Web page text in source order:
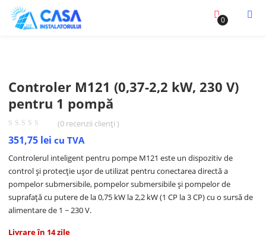
0
Controler M121 (0,37-2,2 kW, 230 V)
pentru 1 pompă
(0 recenzii clienți )
351,75 lei cu TVA
Controlerul inteligent pentru pompe M121 este un dispozitiv de
control și protecție ușor de utilizat pentru conectarea directă a
pompelor submersibile, pompelor submersibile și pompelor de
suprafață cu putere de la 0,75 kW la 2,2 kW (1 CP la 3 CP) cu o sursă de
alimentare de 1 ~ 230 V.
Livrare în 14 zile